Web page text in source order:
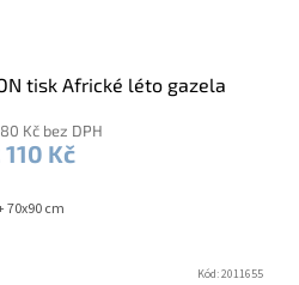
tisk Africké léto gazela
Kč bez DPH
110 Kč
70x90 cm
Kód:2011655